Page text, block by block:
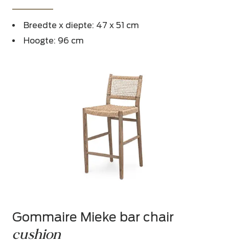
Breedte x diepte: 47 x 51 cm
Hoogte: 96 cm
Gommaire Mieke bar chair
cushion